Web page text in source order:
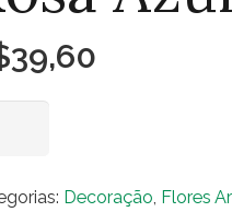
39,60
Decoração Flores